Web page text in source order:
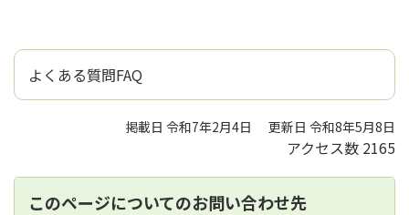
よくある質問FAQ
掲載日 令和7年2月4日 更新日 令和8年5月8日
アクセス数 2165
このページについてのお問い合わせ先